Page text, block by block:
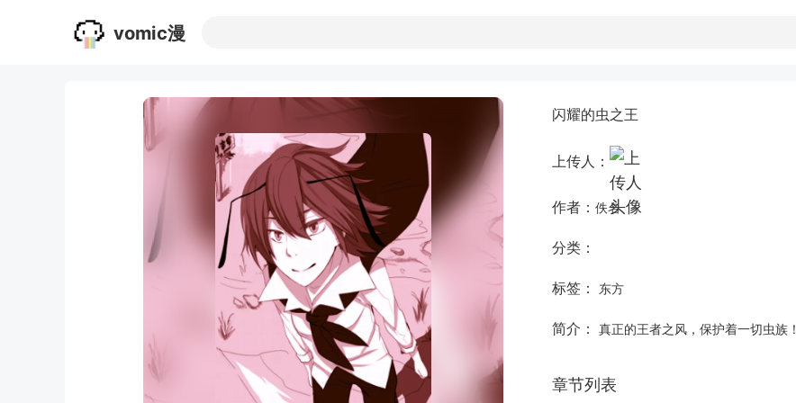
vomic漫
闪耀的虫之王
上传人：
作者： 佚名
分类：
标签： 东方
简介： 真正的王者之风，保护着一切虫族！
章节列表